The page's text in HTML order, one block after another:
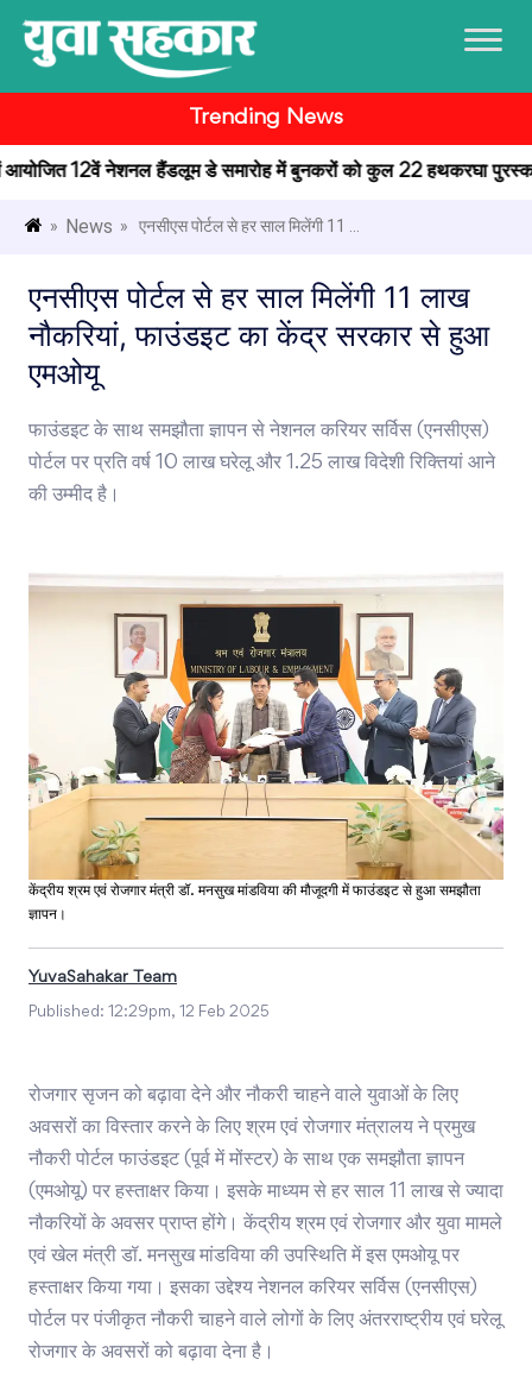
Trending News
12वें नेशनल हैंडलूम डे समारोह में बुनकरों को कुल 22 हथकरघा पुरस्कार
» News » एनसीएस पोर्टल से हर साल मिलेंगी 11 ...
एनसीएस पोर्टल से हर साल मिलेंगी 11 लाख
नौकरियां, फाउंडइट का केंद्र सरकार से हुआ
एमओयू
फाउंडइट के साथ समझौता ज्ञापन से नेशनल करियर सर्विस (एनसीएस)
पोर्टल पर प्रति वर्ष 10 लाख घरेलू और 1.25 लाख विदेशी रिक्तियां आने
की उम्मीद है।
केंद्रीय श्रम एवं रोजगार मंत्री डॉ. मनसुख मांडविया की मौजूदगी में फाउंडइट से हुआ समझौता
ज्ञापन।
YuvaSahakar Team
Published: 12:29pm, 12 Feb 2025
रोजगार सृजन को बढ़ावा देने और नौकरी चाहने वाले युवाओं के लिए
अवसरों का विस्तार करने के लिए श्रम एवं रोजगार मंत्रालय ने प्रमुख
नौकरी पोर्टल फाउंडइट (पूर्व में मोंस्टर) के साथ एक समझौता ज्ञापन
(एमओयू) पर हस्ताक्षर किया। इसके माध्यम से हर साल 11 लाख से ज्यादा
नौकरियों के अवसर प्राप्त होंगे। केंद्रीय श्रम एवं रोजगार और युवा मामले
एवं खेल मंत्री डॉ. मनसुख मांडविया की उपस्थिति में इस एमओयू पर
हस्ताक्षर किया गया। इसका उद्देश्य नेशनल करियर सर्विस (एनसीएस)
पोर्टल पर पंजीकृत नौकरी चाहने वाले लोगों के लिए अंतरराष्ट्रीय एवं घरेलू
रोजगार के अवसरों को बढ़ावा देना है।